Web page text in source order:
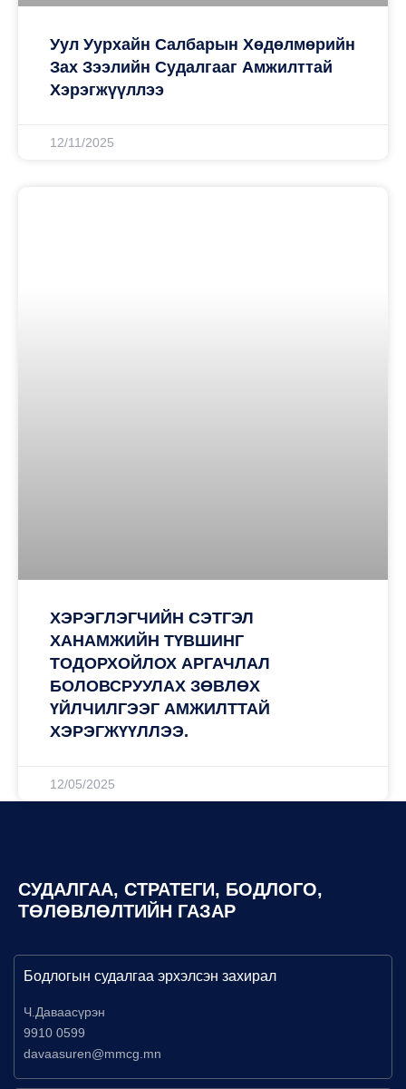
Уул Уурхайн Салбарын Хөдөлмөрийн
Зах Зээлийн Судалгааг Амжилттай
Хэрэгжүүллээ
12/11/2025
ХЭРЭГЛЭГЧИЙН СЭТГЭЛ
ХАНАМЖИЙН ТҮВШИНГ
ТОДОРХОЙЛОХ АРГАЧЛАЛ
БОЛОВСРУУЛАХ ЗӨВЛӨХ
ҮЙЛЧИЛГЭЭГ АМЖИЛТТАЙ
ХЭРЭГЖҮҮЛЛЭЭ.
12/05/2025
СУДАЛГАА, СТРАТЕГИ, БОДЛОГО,
ТӨЛӨВЛӨЛТИЙН ГАЗАР
Бодлогын судалгаа эрхэлсэн захирал
Ч.Даваасүрэн
9910 0599
davaasuren@mmcg.mn